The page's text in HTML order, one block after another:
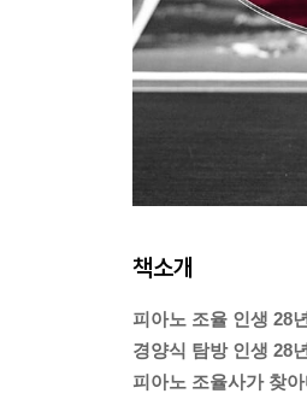
책소개
피아노 조율 인생 28
경양식 탐방 인생 28
피아노 조율사가 찾